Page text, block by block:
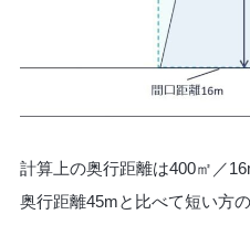
計算上の奥行距離は400㎡／
奥行距離45mと比べて短い方